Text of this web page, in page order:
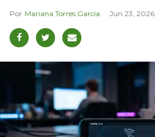
Mariana Torres García Jun 23, 2026